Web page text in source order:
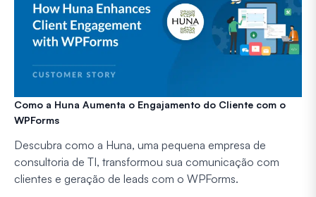
Como a Huna Aumenta o Engajamento do Cliente com o
WPForms
Descubra como a Huna, uma pequena empresa de
consultoria de TI, transformou sua comunicação com
clientes e geração de leads com o WPForms.